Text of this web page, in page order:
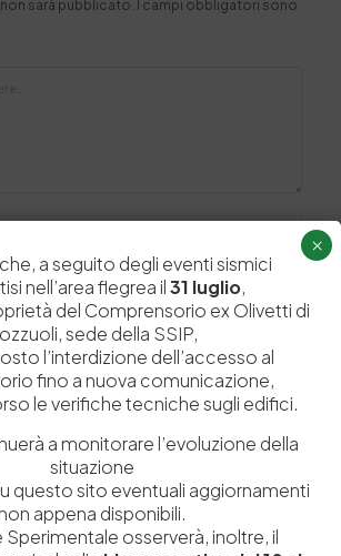
sarà pubblicato.
I campi obbligatori sono
email e sito web in questo browser per la
a seguito degli eventi sismici
nell’area flegrea il31 luglio,
del Comprensorio ex Olivetti di
sede della SSIP,
l’interdizione dell’accesso al
fino a nuova comunicazione,
le verifiche tecniche sugli edifici.
a monitorare l’evoluzione della
situazione
questo sito eventuali aggiornamenti
non appena disponibili.
Sperimentale osserverà, inoltre, il
×